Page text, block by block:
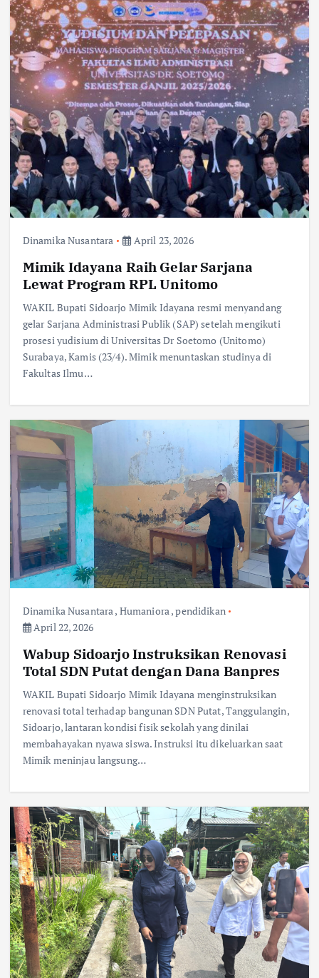
Dinamika Nusantara April 23, 2026
Mimik Idayana Raih Gelar Sarjana
Lewat Program RPL Unitomo
WAKIL Bupati Sidoarjo Mimik Idayana resmi menyandang
gelar Sarjana Administrasi Publik (SAP) setelah mengikuti
prosesi yudisium di Universitas Dr Soetomo (Unitomo)
Surabaya, Kamis (23/4). Mimik menuntaskan studinya di
Fakultas Ilmu…
Dinamika Nusantara , Humaniora ,pendidikan
April 22, 2026
Wabup Sidoarjo Instruksikan Renovasi
Total SDN Putat dengan Dana Banpres
WAKIL Bupati Sidoarjo Mimik Idayana menginstruksikan
renovasi total terhadap bangunan SDN Putat, Tanggulangin,
Sidoarjo, lantaran kondisi fisik sekolah yang dinilai
membahayakan nyawa siswa. Instruksi itu dikeluarkan saat
Mimik meninjau langsung…